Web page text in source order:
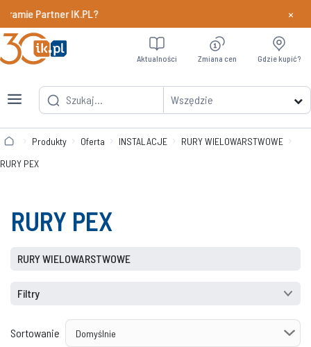
Partner IK.PL? Dowiedz
×
Wszędzie
Aktualności Zmiana cen Gdzie kupić?
Produkty Oferta INSTALACJE
RURY WIELOWARSTWOWE
RURY PEX
RURY PEX
RURY WIELOWARSTWOWE
Filtry
Sortowanie